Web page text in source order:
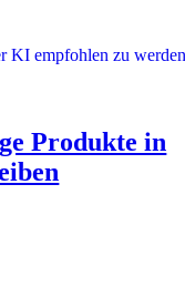
Produkte in